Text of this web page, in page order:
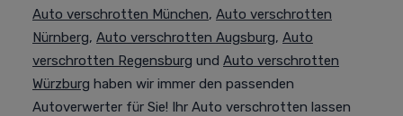
Auto verschrotten München, Auto verschrotten
Nürnberg, Auto verschrotten Augsburg, Auto
verschrotten Regensburg und Auto verschrotten
Würzburg haben wir immer den passenden
Autoverwerter für Sie! Ihr Auto verschrotten lassen